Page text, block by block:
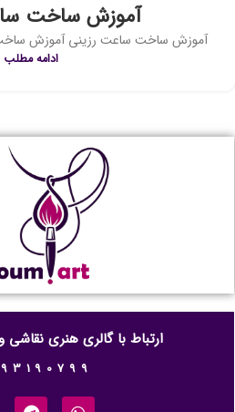
آموزش ساخت
آموزش ساخت ساعت رزینی آموزش
ادامه مطلب
ارتباط با گالری هنری